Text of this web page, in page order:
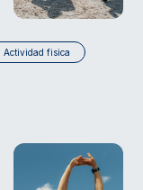
Actividad fisica